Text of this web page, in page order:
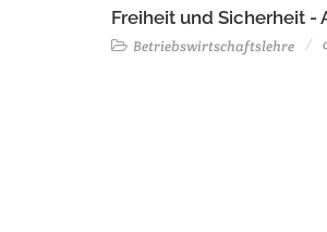
Freiheit und Sicherheit
Betriebswirtschaftslehre